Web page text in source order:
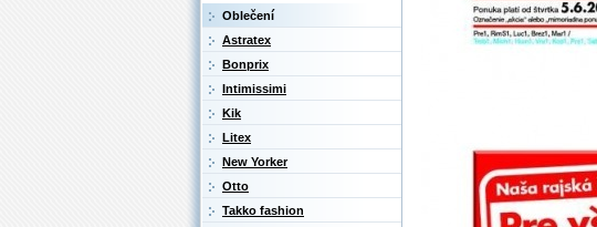
Oblečení
Astratex
Bonprix
Intimissimi
Kik
Litex
New Yorker
Otto
Takko fashion